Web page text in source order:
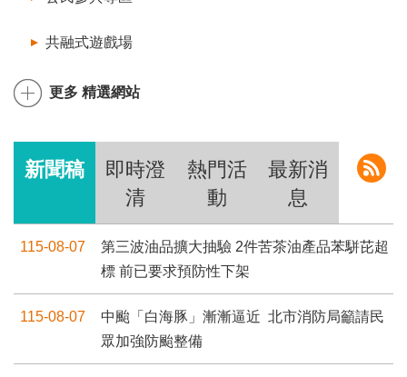
共融式遊戲場
更多 精選網站
新聞稿
即時澄
清
熱門活
動
最新消
息
115-08-07
第三波油品擴大抽驗 2件苦茶油產品苯駢芘超
標 前已要求預防性下架
115-08-07
中颱「白海豚」漸漸逼近 北市消防局籲請民
眾加強防颱整備